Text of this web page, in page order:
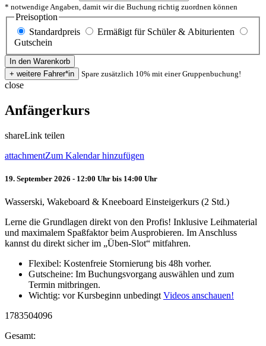
* notwendige Angaben, damit wir die Buchung richtig zuordnen können
Preisoption
Standardpreis
Ermäßigt für Schüler & Abiturienten
Gutschein
Spare zusätzlich 10% mit einer Gruppenbuchung!
close
Anfängerkurs
shareLink teilen
attachmentZum Kalendar hinzufügen
19. September 2026 - 12:00 Uhr bis 14:00 Uhr
Wasserski, Wakeboard & Kneeboard Einsteigerkurs (2 Std.)
Lerne die Grundlagen direkt von den Profis! Inklusive Leihmaterial
und maximalem Spaßfaktor beim Ausprobieren. Im Anschluss
kannst du direkt sicher im „Üben-Slot“ mitfahren.
Flexibel: Kostenfreie Stornierung bis 48h vorher.
Gutscheine: Im Buchungsvorgang auswählen und zum
Termin mitbringen.
Wichtig: vor Kursbeginn unbedingtVideos anschauen!
1783504096
Gesamt: